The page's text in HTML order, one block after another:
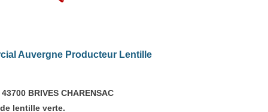
Auvergne Producteur Lentille
BRIVES CHARENSAC
lentille verte.